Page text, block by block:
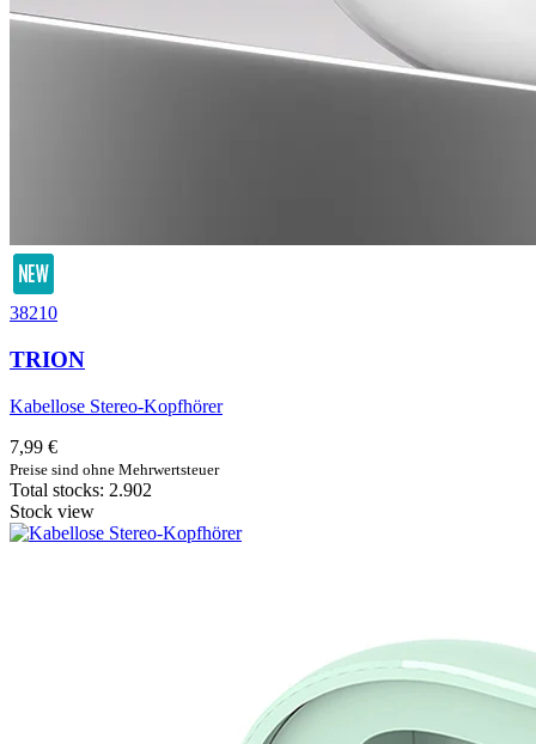
38210
TRION
Kabellose Stereo-Kopfhörer
7,99 €
Preise sind ohne Mehrwertsteuer
Total stocks: 2.902
Stock view